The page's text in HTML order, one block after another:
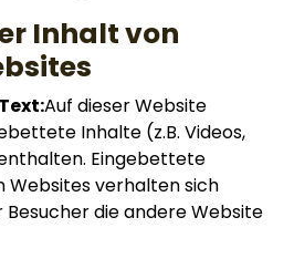
Inhalt von
Auf dieser Website
Inhalte (z.B. Videos,
Eingebettete
Websites verhalten sich
Besucher die andere Website